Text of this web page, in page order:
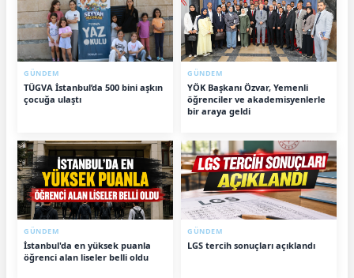
GÜNDEM
TÜGVA İstanbul’da 500 bini aşkın
çocuğa ulaştı
GÜNDEM
YÖK Başkanı Özvar, Yemenli
öğrenciler ve akademisyenlerle
bir araya geldi
GÜNDEM
İstanbul'da en yüksek puanla
öğrenci alan liseler belli oldu
GÜNDEM
LGS tercih sonuçları açıklandı